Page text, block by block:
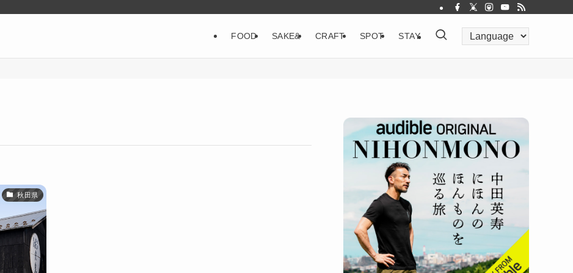
FOOD SAKE& CRAFT SPOT STAY
秋田県